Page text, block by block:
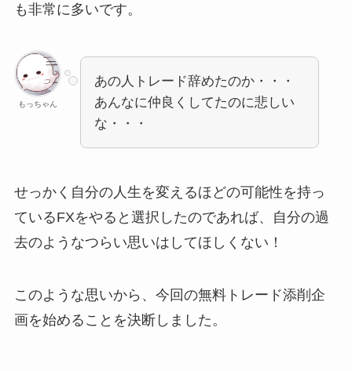
も非常に多いです。
もっちゃん
あの人トレード辞めたのか・・・
あんなに仲良くしてたのに悲しい
な・・・
せっかく自分の人生を変えるほどの可能性を持っ
ているFXをやると選択したのであれば、自分の過
去のようなつらい思いはしてほしくない！
このような思いから、今回の無料トレード添削企
画を始めることを決断しました。